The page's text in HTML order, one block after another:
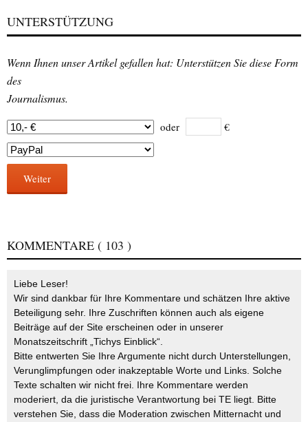
UNTERSTÜTZUNG
Wenn Ihnen unser Artikel gefallen hat: Unterstützen Sie diese Form
des
Journalismus.
oder €
Weiter
KOMMENTARE ( 103 )
Liebe Leser!
Wir sind dankbar für Ihre Kommentare und schätzen Ihre aktive
Beteiligung sehr. Ihre Zuschriften können auch als eigene
Beiträge auf der Site erscheinen oder in unserer
Monatszeitschrift „Tichys Einblick“.
Bitte entwerten Sie Ihre Argumente nicht durch Unterstellungen,
Verunglimpfungen oder inakzeptable Worte und Links. Solche
Texte schalten wir nicht frei. Ihre Kommentare werden
moderiert, da die juristische Verantwortung bei TE liegt. Bitte
verstehen Sie, dass die Moderation zwischen Mitternacht und